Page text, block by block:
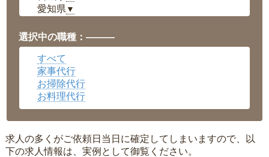
愛知県 ▼
岡山県▼
広島県▼
沖縄県
選択中の職種：———
すべて
家事代行
お掃除代行
お料理代行
求人の多くがご依頼日当日に確定してしまいますので、以
下の求人情報は、実例として御覧ください。